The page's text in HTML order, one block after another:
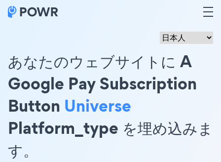
あなたのウェブサイトに A
Google Pay Subscription
Button Universe
Platform_type を埋め込みま
す。